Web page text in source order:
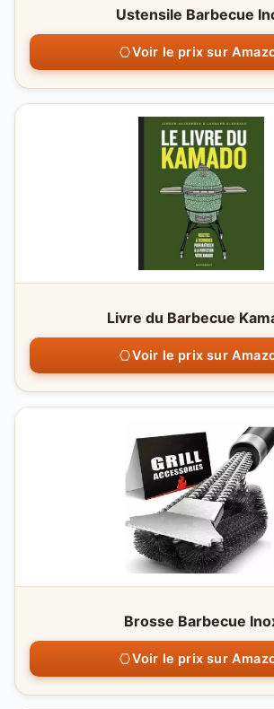
Ustensile Barbecue
Voir le prix sur
Livre du Barbecue
Voir le prix sur
Brosse Barbecue
Voir le prix sur